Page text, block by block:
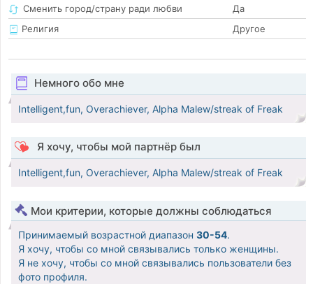
Сменить город/страну ради любви
Да
Религия
Другое
Немного обо мне
Intelligent,fun, Overachiever, Alpha Malew/streak of Freak
Я хочу, чтобы мой партнёр был
Intelligent,fun, Overachiever, Alpha Malew/streak of Freak
Мои критерии, которые должны соблюдаться
Принимаемый возрастной диапазон 30-54.
Я хочу, чтобы со мной связывались только женщины.
Я не хочу, чтобы со мной связывались пользователи без
фото профиля.